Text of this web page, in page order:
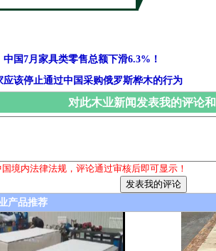
中国7月家具类零售总额下滑6.3%！
应该停止通过中国采购俄罗斯桦木的行为
对此木业新闻发表我的评论
境内法律法规，评论通过审核后即可显示！
产品推荐